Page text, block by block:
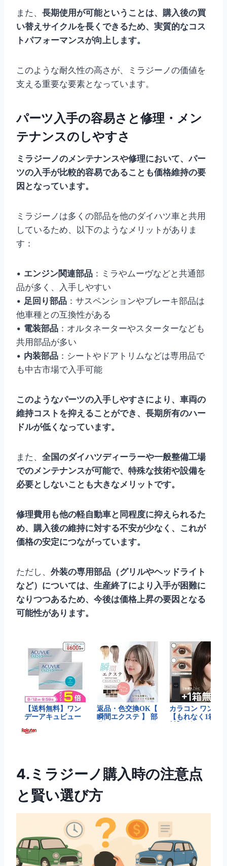
また、 長期使用が可能ということは、購入後の買
い替えサイクルを長くできるため、実質的なコス
トパフォーマンスが向上します。
このような耐久性の高さが、ミラジーノの価値を
支える重要な要素となっています。
パーツ入手の容易さと修理・メン
テナンスのしやすさ
ミラジーノのメンテナンスや修理において、パー
ツの入手が比較的容易であることも価格維持の要
因となっています。
ミラジーノは多くの部品を他のダイハツ車と共用
しているため、以下のようなメリットがありま
す：
• エンジン関連部品 ：ミラやムーヴなどと共通部
品が多く、入手しやすい
• 足回り部品 ：サスペンションやブレーキ部品は
他車種との互換性がある
• 電装部品 ：オルタネーターやスターターなども
共用部品が多い
• 内装部品 ：シートやドアトリムなどは専用品で
も中古市場で入手可能
このようなパーツの入手しやすさにより、車両の
維持コストを抑えることができ、長期所有のハー
ドルが低くなっています。
また、 全国のダイハツディーラーや一般整備工場
でのメンテナンスが可能で、特殊な技術や設備を
必要としないことも大きなメリットです。
修理費用も他の軽自動車と同程度に抑えられるた
め、購入後の維持に対する不安が少なく、これが
価格の安定につながっています。
ただし、 外装の専用部品（グリルやヘッドライト
など）については、生産終了により入手が困難に
なりつつあるため、今後は価格上昇の要因となる
可能性があります。
4.ミラジーノ購入時の注意点
と賢い選び方